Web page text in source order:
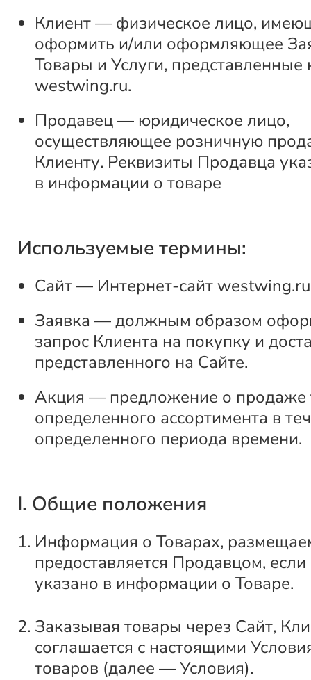
Клиент — физическое лицо,
оформить и/или оформляющее
Товары и Услуги, представленные
westwing.ru.
Продавец — юридическое лицо,
осуществляющее розничную
Клиенту. Реквизиты Продавца
в информации о товаре
Используемые термины:
Сайт — Интернет-сайт westwing.ru
Заявка — должным образом
запрос Клиента на покупку и
представленного на Сайте.
Акция — предложение о продаже
определенного ассортимента в
определенного периода времени.
I. Общие положения
Информация о Товарах,
предоставляется Продавцом,
указано в информации о Товаре.
Заказывая товары через Сайт,
соглашается с настоящими
товаров (далее — Условия).